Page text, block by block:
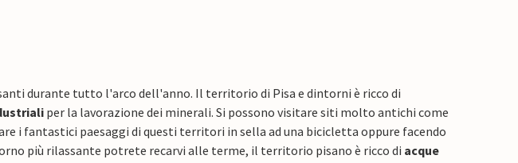
durante tutto l'arco dell'anno. Il territorio di Pisa e dintorni è ricco di
per la lavorazione dei minerali. Si possono visitare siti molto antichi come
i fantastici paesaggi di questi territori in sella ad una bicicletta oppure facendo
più rilassante potrete recarvi alle terme, il territorio pisano è ricco di acque